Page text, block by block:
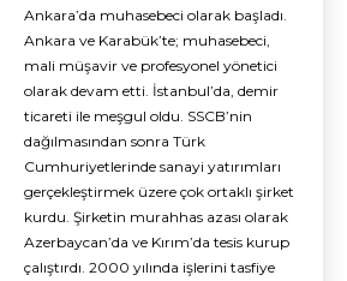
Ankara’da muhasebeci olarak başladı.
Ankara ve Karabük’te; muhasebeci,
mali müşavir ve profesyonel yönetici
olarak devam etti. İstanbul’da, demir
ticareti ile meşgul oldu. SSCB’nin
dağılmasından sonra Türk
Cumhuriyetlerinde sanayi yatırımları
gerçekleştirmek üzere çok ortaklı şirket
kurdu. Şirketin murahhas azası olarak
Azerbaycan’da ve Kırım’da tesis kurup
çalıştırdı. 2000 yılında işlerini tasfiye